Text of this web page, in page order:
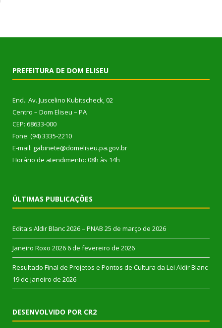
PREFEITURA DE DOM ELISEU
End.: Av. Juscelino Kubitscheck, 02
Centro – Dom Eliseu – PA
CEP: 68633-000
Fone: (94) 3335-2210
E-mail: gabinete@domeliseu.pa.gov.br
Horário de atendimento: 08h às 14h
ÚLTIMAS PUBLICAÇÕES
Editais Aldir Blanc 2026 – PNAB 25 de março de 2026
Janeiro Roxo 2026 6 de fevereiro de 2026
Resultado Final de Projetos e Pontos de Cultura da Lei Aldir Blanc
19 de janeiro de 2026
DESENVOLVIDO POR CR2